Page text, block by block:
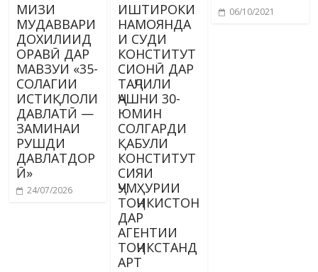
МИЗИ
МУДАВВАРИ
ДОХИЛИИД
ОРАВӢ ДАР
МАВЗУИ «35-
СОЛАГИИ
ИСТИҚЛОЛИ
ДАВЛАТӢ —
ЗАМИНАИ
РУШДИ
ДАВЛАТДОР
Ӣ»
24/07/2026
ИШТИРОКИ
НАМОЯНДА
И СУДИ
КОНСТИТУТ
СИОНӢ ДАР
ТАҶЛИЛИ
ҶАШНИ 30-
ЮМИН
СОЛГАРДИ
ҚАБУЛИ
КОНСТИТУТ
СИЯИ
ҶУМҲУРИИ
ТОҶИКИСТОН
ДАР
АГЕНТИИ
ТОҶИКСТАНД
АРТ
06/10/2021